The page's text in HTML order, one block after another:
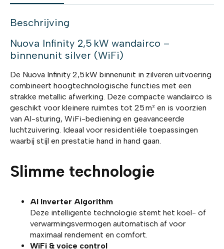
Beschrijving
Nuova Infinity 2,5 kW wandairco –
binnenunit silver (WiFi)
De Nuova Infinity 2,5 kW binnenunit in zilveren uitvoering
combineert hoogtechnologische functies met een
strakke metallic afwerking. Deze compacte wandairco is
geschikt voor kleinere ruimtes tot 25 m² en is voorzien
van AI-sturing, WiFi-bediening en geavanceerde
luchtzuivering. Ideaal voor residentiële toepassingen
waarbij stijl en prestatie hand in hand gaan.
Slimme technologie
AI Inverter Algorithm
Deze intelligente technologie stemt het koel- of
verwarmingsvermogen automatisch af voor
maximaal rendement en comfort.
WiFi & voice control